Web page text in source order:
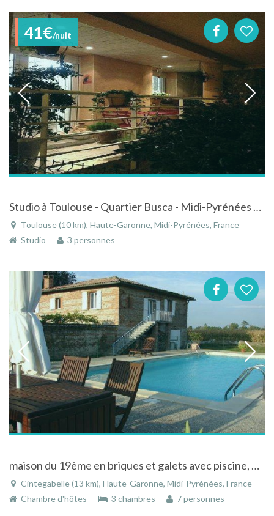
41€/nuit
Studio à Toulouse - Quartier Busca - Midi-Pyrénées tout confort dans résidence sécurisée
Toulouse (10 km), Haute-Garonne, Midi-Pyrénées, France
Studio
3 personnes
maison du 19ème en briques et galets avec piscine, élevage de chevaux et vue sur les pyrénées
Cintegabelle (13 km), Haute-Garonne, Midi-Pyrénées, France
Chambre d'hôtes
3 chambres 7 personnes